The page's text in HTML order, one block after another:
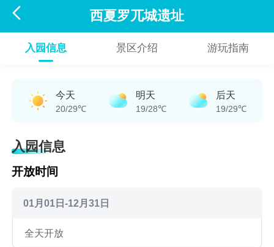
 西夏罗兀城遗址
入园信息 景区介绍 游玩指南
今天
20/29℃
明天
19/28℃
后天
19/29℃
入园信息
开放时间
01月01日-12月31日
全天开放